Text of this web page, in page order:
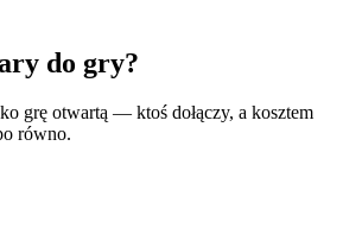
do gry?
grę otwartą — ktoś dołączy, a kosztem
równo.